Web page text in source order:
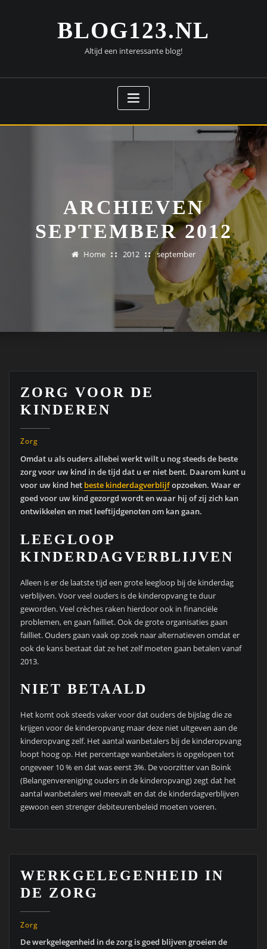
BLOG123.NL
Altijd een interessante blog!
ARCHIEVEN
SEPTEMBER 2012
Home 2012 september
ZORG VOOR DE
KINDEREN
Zorg
Omdat u als ouders allebei werkt wilt u nog steeds de beste
zorg voor uw kind in de tijd dat u er niet bent. Daarom kunt u
voor uw kind het beste kinderdagverblijfopzoeken. Waar er
goed voor uw kind gezorgd wordt en waar hij of zij zich kan
ontwikkelen en met leeftijdgenoten om kan gaan.
LEEGLOOP
KINDERDAGVERBLIJVEN
Alleen is er de laatste tijd een grote leegloop bij de kinderdag
verblijven. Voor veel ouders is de kinderopvang te duur
geworden. Veel crèches raken hierdoor ook in financiële
problemen, en gaan failliet. Ook de grote organisaties gaan
failliet. Ouders gaan vaak op zoek naar alternatieven omdat er
ook de kans bestaat dat ze het zelf moeten gaan betalen vanaf
2013.
NIET BETAALD
Het komt ook steeds vaker voor dat ouders de bijslag die ze
krijgen voor de kinderopvang maar deze niet uitgeven aan de
kinderopvang zelf. Het aantal wanbetalers bij de kinderopvang
loopt hoog op. Het percentage wanbetalers is opgelopen tot
ongeveer 10 % en dat was eerst 3%. De voorzitter van Boink
(Belangenvereniging ouders in de kinderopvang) zegt dat het
aantal wanbetalers wel meevalt en dat de kinderdagverblijven
gewoon een strenger debiteurenbeleid moeten voeren.
WERKGELEGENHEID IN
DE ZORG
Zorg
De werkgelegenheid in de zorg is goed blijven groeien de